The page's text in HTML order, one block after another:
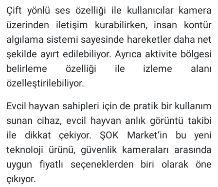
Çift yönlü ses özelliği ile kullanıcılar kamera
üzerinden iletişim kurabilirken, insan kontür
algılama sistemi sayesinde hareketler daha net
şekilde ayırt edilebiliyor. Ayrıca aktivite bölgesi
belirleme özelliği ile izleme alanı
özelleştirilebiliyor.
Evcil hayvan sahipleri için de pratik bir kullanım
sunan cihaz, evcil hayvan anlık görüntü takibi
ile dikkat çekiyor. ŞOK Market’in bu yeni
teknoloji ürünü, güvenlik kameraları arasında
uygun fiyatlı seçeneklerden biri olarak öne
çıkıyor.